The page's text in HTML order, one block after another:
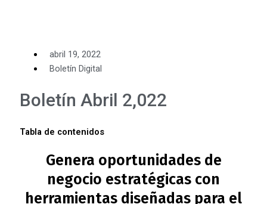
abril 19, 2022
Boletín Digital
Boletín Abril 2,022
Tabla de contenidos
Genera oportunidades de
negocio estratégicas con
herramientas diseñadas para el